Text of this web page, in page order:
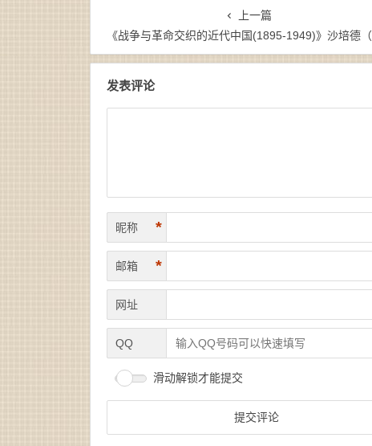
epub+mobi
上一篇
《战争与革命交织的近代中国(1895-1949)》沙培德（作者）-epub+mobi+azw3
发表评论
昵称 *
邮箱 *
网址
QQ
滑动解锁才能提交